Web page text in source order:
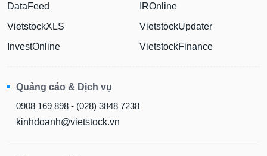
DataFeed
VietstockXLS
InvestOnline
IROnline
VietstockUpdater
VietstockFinance
Quảng cáo & Dịch vụ
0908 169 898 - (028) 3848 7238
kinhdoanh@vietstock.vn